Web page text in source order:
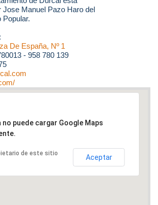
Jose Manuel Pazo Haro del
Popular.
De España, Nº 1
- 958 780 139
no puede cargar Google Maps
de este sitio
Aceptar